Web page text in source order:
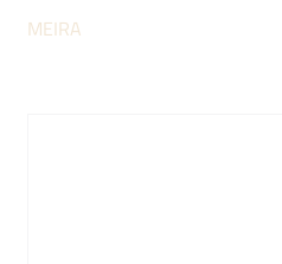
MEIRA